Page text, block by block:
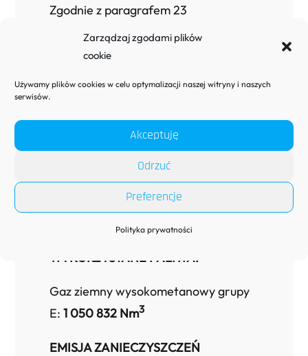
Zarządzaj zgodami plików
cookie
Używamy plików cookies w celu optymalizacji naszej witryny i naszych
serwisów.
Akceptuję
Odrzuć
Preferencje
Polityka prywatności
Zgodnie z paragrafem 23
z dnia 15 stycznia 2007 roku
w sprawie szczegółowych warunków
funkcjonowania systemów
ciepłowniczych, Aquabellis Sp. z o.o.
przedstawia strukturę
wykorzystanych w 2025 roku paliw
pierwotnych do produkcji energii
cieplnej z kotłowni K-1 (13,8 MW)
zasilającej sieć ciepłowniczą
oraz wynikające z tego wielkości
emisji zanieczyszczeń.
WYKORZYSTANE PALIWA:
Gaz ziemny wysokometanowy grupy
E:1 050 832 Nm3
EMISJA ZANIECZYSZCZEŃ